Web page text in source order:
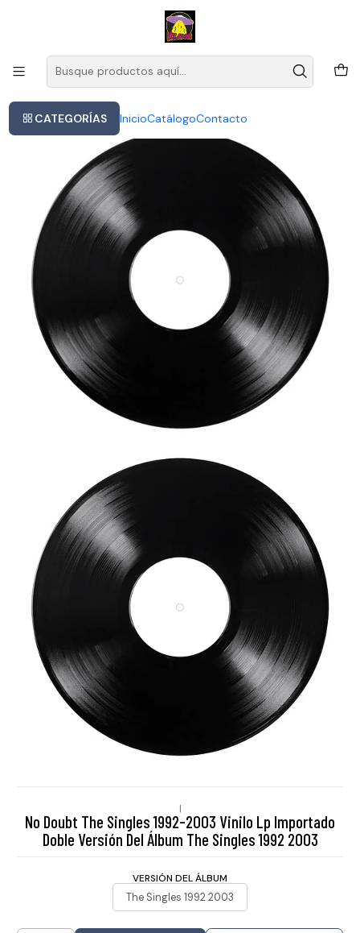
CATEGORÍAS InicioCatálogoContacto
Este es el texto del slide
No Doubt The Singles 1992-2003 Vinilo Lp Importado Doble Versión
Del Álbum The Singles 1992 2003
|
No Doubt The Singles 1992-2003 Vinilo Lp Importado
Doble Versión Del Álbum The Singles 1992 2003
VERSIÓN DEL ÁLBUM
The Singles 1992 2003